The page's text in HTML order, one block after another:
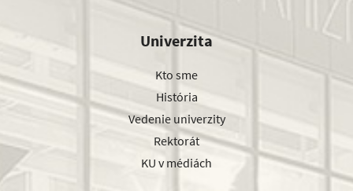
Univerzita
Kto sme
História
Vedenie univerzity
Rektorát
KU v médiách